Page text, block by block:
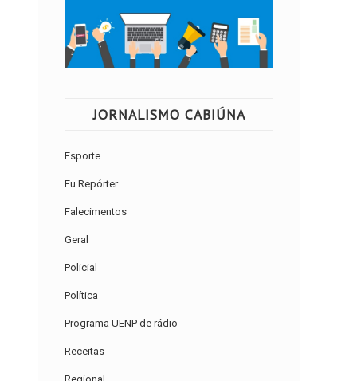
JORNALISMO CABIÚNA
Esporte
Eu Repórter
Falecimentos
Geral
Policial
Política
Programa UENP de rádio
Receitas